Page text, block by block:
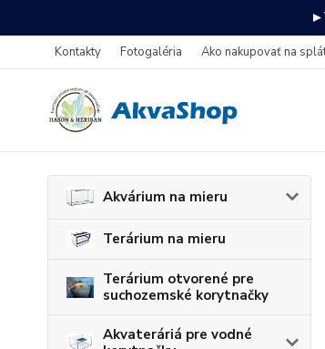
Kontakty Fotogaléria Ako nakupovať na
Akvárium na mieru
Terárium na mieru
Terárium otvorené pre
suchozemské korytnačky
Akvateráriá pre vodné